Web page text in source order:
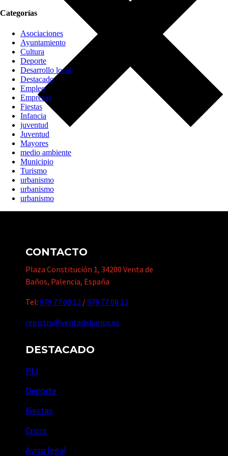
Categorías
Asociaciones
Ayuntamiento
Cultura
Deporte
Desarrollo local
Destacado
Empleo
Empresas
Fiestas
Infancia
juventud
Juventud
Mayores
medio ambiente
Municipio
Turismo
urbanismo
urbanismo
urbanismo
CONTACTO
Plaza Constitución 1, 34200 Venta de
Baños, Palencia, España
Tel: 979 77 08 12 /979 77 08 13
registro@ventadebanos.es
DESTACADO
PIJ
Deporte
Fiestas
Cross
Aviso legal